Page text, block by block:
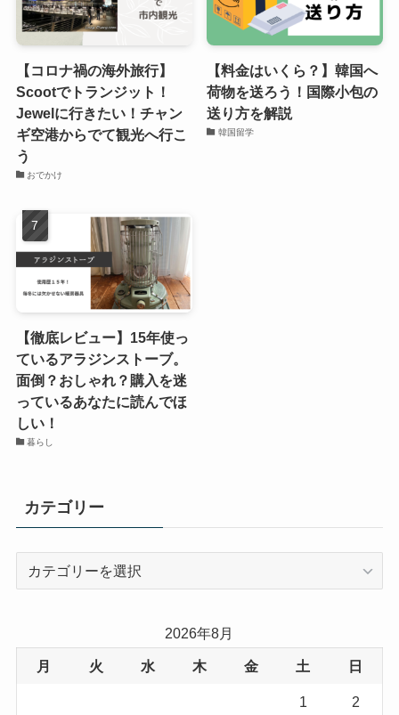
【コロナ禍の海外旅行】
Scootでトランジット！
Jewelに行きたい！チャン
ギ空港からでて観光へ行こ
う
おでかけ
【料金はいくら？】韓国へ
荷物を送ろう！国際小包の
送り方を解説
韓国留学
【徹底レビュー】15年使っ
ているアラジンストーブ。
面倒？おしゃれ？購入を迷
っているあなたに読んでほ
しい！
暮らし
カテゴリー
ー
2026年8月
月 火 水 木 金 土 日
1 2